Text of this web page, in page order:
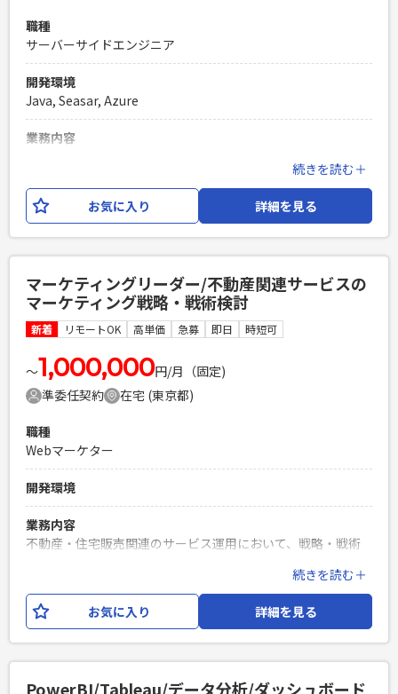
職種
サーバーサイドエンジニア
開発環境
Java, Seasar, Azure
業務内容
ットフォームの運用開発となります。 サーバーサイドエンジ
ニアのPGとしてご参画いただきますが、フロントエンド側の
開発もご担当いただきます。 開発環境は、
・JavaによるWebアプリケーション開発経験3年以上 ・詳細
設計以降を1人称で対応できる方 ・HTML,CSS,JavaScriptで
フロントエンドの開発経験が半年以上 ・Gitを使用したチーム
開発経験 ・お人柄として明るい性格で、対人コミュニケーシ
ョン能力の高い方
PHPを用いたWebサービスの開発経験4年以上
Laravelを用いた開発経験1年以上
エンジニア複数人のチームでの開発経験
続きを読む＋
お気に入り 詳細を見る
マーケティングリーダー/不動産関連サービスの
マーケティング戦略・戦術検討
新着 リモートOK 高単価 急募 即日 時短可
〜1,000,000円/月（固定)
準委任契約
在宅 (東京都)
職種
Webマーケター
開発環境
業務内容
不動産・住宅販売関連のサービス運用において、戦略・戦術
るマーケティング全体の戦略、予算管理、KPI設計・管理を担
う重要なポジションです。 【想定される業務内容】 ・販促グ
ループ全体の戦略・戦術検討（★こちらがメイン） ・下記マ
続きを読む＋
お気に入り 詳細を見る
PowerBI/Tableau/データ分析/ダッシュボード